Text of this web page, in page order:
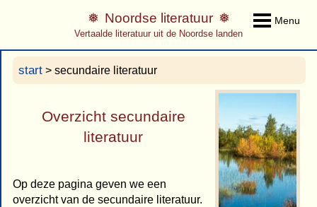
Menu
Noordse literatuur
Vertaalde literatuur uit de Noordse landen
start > secundaire literatuur
Overzicht secundaire
literatuur
Op deze pagina geven we een
overzicht van de secundaire literatuur.